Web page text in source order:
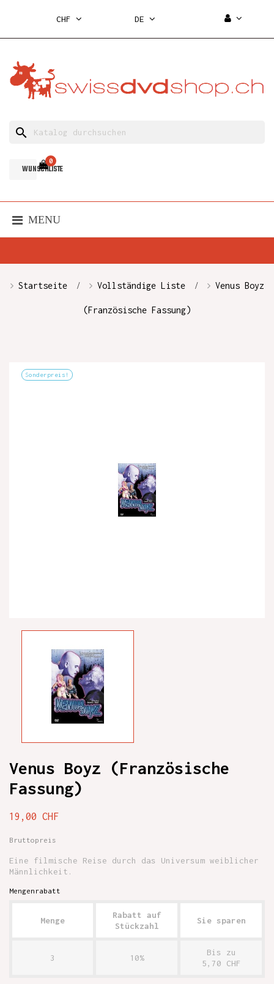
CHF DE
search
WUNSCHLISTE
0
MENU
Startseite Vollständige Liste Venus Boyz
(Französische Fassung)
Sonderpreis!
Venus Boyz (Französische
Fassung)
19,00 CHF
Bruttopreis
Eine filmische Reise durch das Universum weiblicher
Männlichkeit.
Mengenrabatt
Menge
Rabatt auf
Stückzahl
Sie sparen
3 10%
Bis zu
5,70 CHF